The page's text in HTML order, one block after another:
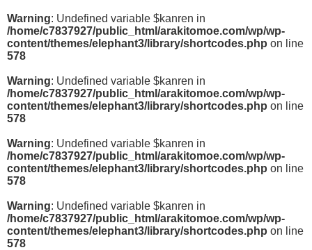
Warning: Undefined variable $kanren in
/home/c7837927/public_html/arakitomoe.com/wp/wp-
content/themes/elephant3/library/shortcodes.php on line
578
Warning: Undefined variable $kanren in
/home/c7837927/public_html/arakitomoe.com/wp/wp-
content/themes/elephant3/library/shortcodes.php on line
578
Warning: Undefined variable $kanren in
/home/c7837927/public_html/arakitomoe.com/wp/wp-
content/themes/elephant3/library/shortcodes.php on line
578
Warning: Undefined variable $kanren in
/home/c7837927/public_html/arakitomoe.com/wp/wp-
content/themes/elephant3/library/shortcodes.php on line
578